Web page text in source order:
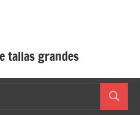
tallas grandes
Buscar